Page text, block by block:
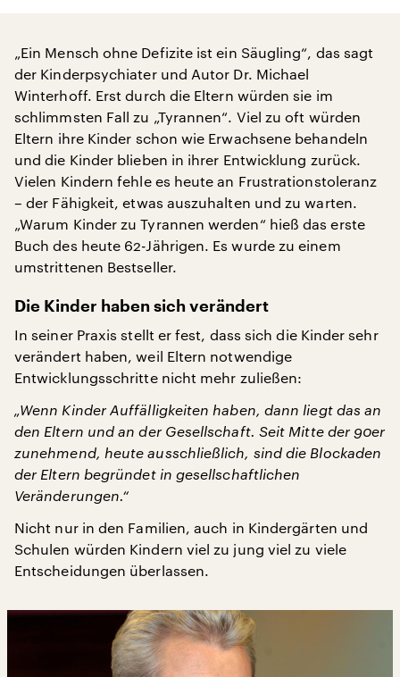
„Ein Mensch ohne Defizite ist ein Säugling“, das sagt
der Kinderpsychiater und Autor Dr. Michael
Winterhoff. Erst durch die Eltern würden sie im
schlimmsten Fall zu „Tyrannen“. Viel zu oft würden
Eltern ihre Kinder schon wie Erwachsene behandeln
und die Kinder blieben in ihrer Entwicklung zurück.
Vielen Kindern fehle es heute an Frustrationstoleranz
– der Fähigkeit, etwas auszuhalten und zu warten.
„Warum Kinder zu Tyrannen werden“ hieß das erste
Buch des heute 62-Jährigen. Es wurde zu einem
umstrittenen Bestseller.
Die Kinder haben sich verändert
In seiner Praxis stellt er fest, dass sich die Kinder sehr
verändert haben, weil Eltern notwendige
Entwicklungsschritte nicht mehr zuließen:
„Wenn Kinder Auffälligkeiten haben, dann liegt das an
den Eltern und an der Gesellschaft. Seit Mitte der 90er
zunehmend, heute ausschließlich, sind die Blockaden
der Eltern begründet in gesellschaftlichen
Veränderungen.“
Nicht nur in den Familien, auch in Kindergärten und
Schulen würden Kindern viel zu jung viel zu viele
Entscheidungen überlassen.